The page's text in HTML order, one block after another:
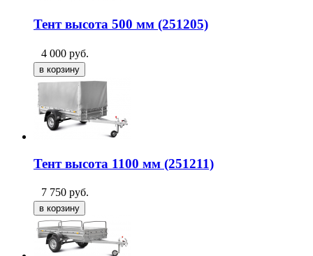
Тент высота 500 мм (251205)
4 000 руб.
Тент высота 1100 мм (251211)
7 750 руб.